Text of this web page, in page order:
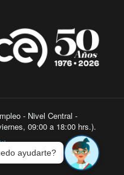
- Nivel Central -
09:00 a 18:00 hrs.).
ayudarte?